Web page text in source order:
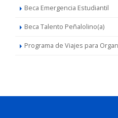
Beca Emergencia Estudiantil
Beca Talento Peñalolino(a)
Programa de Viajes para